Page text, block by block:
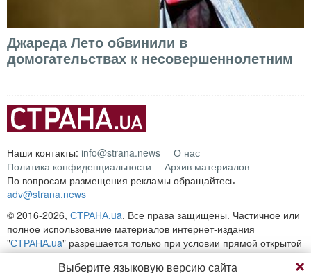
Джареда Лето обвинили в
домогательствах к несовершеннолетним
Наши контакты: info@strana.news
О нас
Политика конфиденциальности
Архив материалов
По вопросам размещения рекламы обращайтесь
adv@strana.news
© 2016-2026, СТРАНА.ua. Все права защищены. Частичное или
полное использование материалов интернет-издания
"СТРАНА.ua" разрешается только при условии прямой открытой
для поисковых систем гиперссылки на непосредственный адрес
Выберите языковую версию сайта